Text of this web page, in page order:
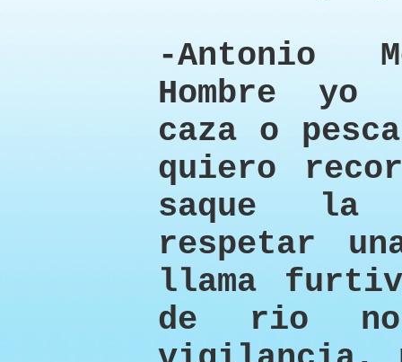
-Antonio
Hombre
caza o
quiero
saque la
respetar
llama
de rio no